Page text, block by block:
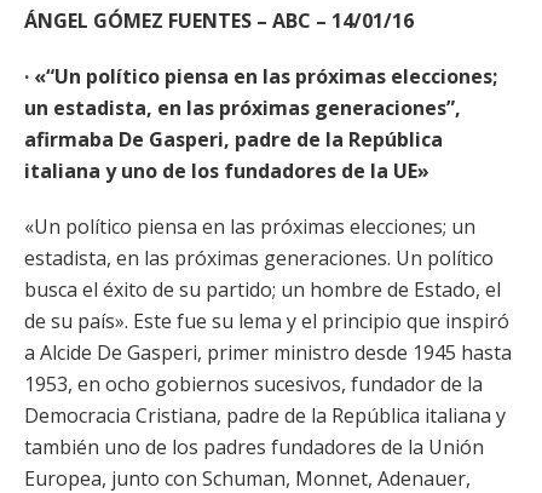
ÁNGEL GÓMEZ FUENTES – ABC – 14/01/16
· «“Un político piensa en las próximas elecciones;
un estadista, en las próximas generaciones”,
afirmaba De Gasperi, padre de la República
italiana y uno de los fundadores de la UE»
«Un político piensa en las próximas elecciones; un
estadista, en las próximas generaciones. Un político
busca el éxito de su partido; un hombre de Estado, el
de su país». Este fue su lema y el principio que inspiró
a Alcide De Gasperi, primer ministro desde 1945 hasta
1953, en ocho gobiernos sucesivos, fundador de la
Democracia Cristiana, padre de la República italiana y
también uno de los padres fundadores de la Unión
Europea, junto con Schuman, Monnet, Adenauer,